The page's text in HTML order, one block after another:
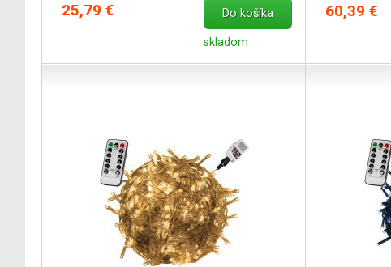
25,79 € Do košíka
skladom
60,39 €